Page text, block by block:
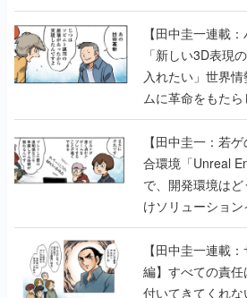
【若ゲのいたり
【田中圭一連載
「新しい3D表現
入れたい」世界
ムに革命をもた
のいたり】
【田中圭一：若
合環境「Unreal
で、開発環境は
けソリューショ
に行って、より
【田中圭一連載
編】すべての責任
付いてきてくれ